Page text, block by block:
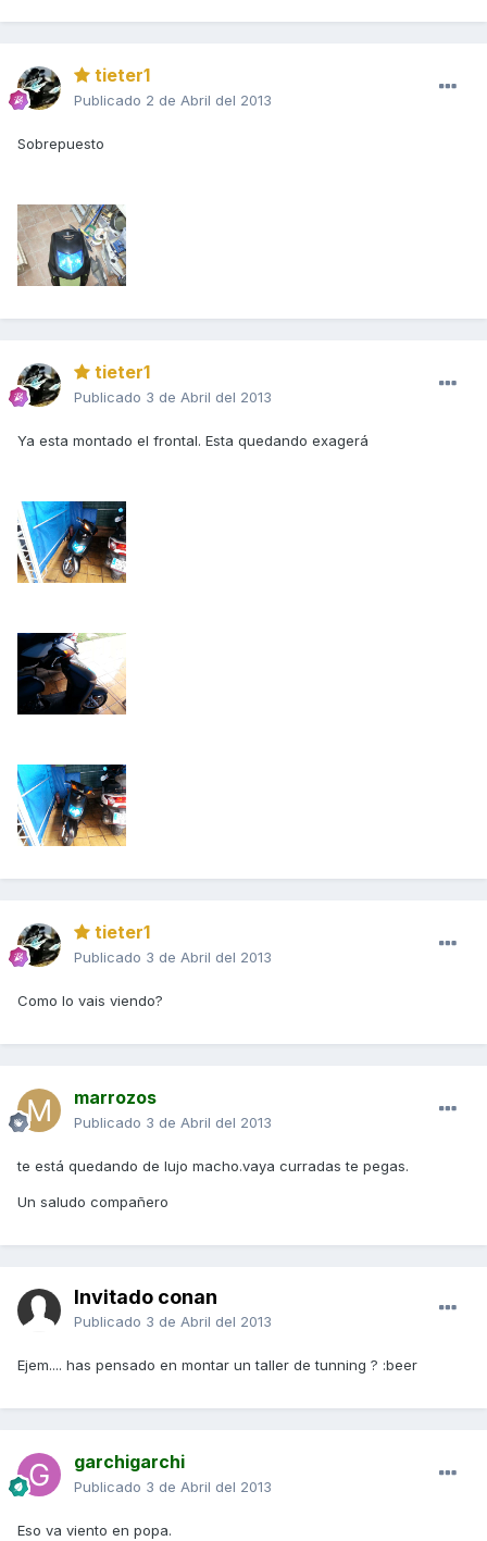
tieter1
Publicado 2 de Abril del 2013
Sobrepuesto
tieter1
Publicado 3 de Abril del 2013
Ya esta montado el frontal. Esta quedando exagerá
tieter1
Publicado 3 de Abril del 2013
Como lo vais viendo?
marrozos
Publicado 3 de Abril del 2013
te está quedando de lujo macho.vaya curradas te pegas.
Un saludo compañero
Invitado conan
Publicado 3 de Abril del 2013
Ejem.... has pensado en montar un taller de tunning ? :beer
garchigarchi
Publicado 3 de Abril del 2013
Eso va viento en popa.